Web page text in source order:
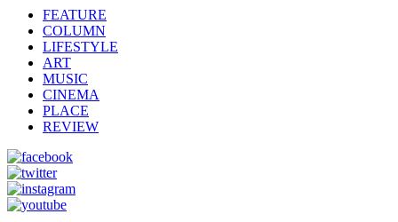
FEATURE
COLUMN
LIFESTYLE
ART
MUSIC
CINEMA
PLACE
REVIEW